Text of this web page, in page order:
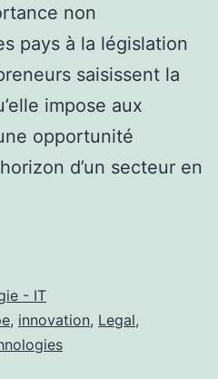
non
pays à la législation
saisissent la
impose aux
opportunité
d’un secteur en
- IT
, innovation, Legal,